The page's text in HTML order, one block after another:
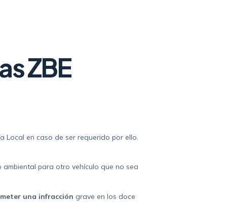
ZBE
Local en caso de ser requerido por ello.
ambiental para otro vehículo que no sea
una infracción grave en los doce